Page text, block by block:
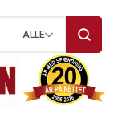
ALLE